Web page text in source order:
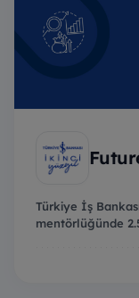
Türkiye İş
mentörlüğünde